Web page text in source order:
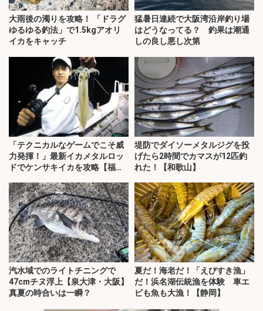
大雨後の濁りを攻略！ 「ドラグ
ゆるゆる釣法」で1.5kgアオリ
イカをキャッチ
猛暑日連続で大阪湾沿岸釣り場
はどうなってる？ 釣果は潮通
しの良し悪し次第
「テクニカルなゲームでこそ威
力発揮！」最新イカメタルロッ
ドでケンサキイカを攻略【福
堤防でダイソーメタルジグを投
げたら2時間でカマスが12匹釣
れた！【和歌山】
汽水域でのライトチニングで
47cmチヌ浮上【泉大津・大阪】
真夏の時合いは一瞬？
夏だ！海老だ！「えびすき漁」
だ！浜名湖伝統漁を体験 車エ
ビも魚も大漁！【静岡】